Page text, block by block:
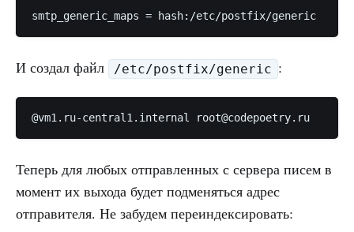
smtp_generic_maps = hash:/etc/postfix/generic
И создал файл /etc/postfix/generic :
@vm1.ru-central1.internal root@codepoetry.ru
Теперь для любых отправленных с сервера писем в
момент их выхода будет подменяться адрес
отправителя. Не забудем переиндексировать: